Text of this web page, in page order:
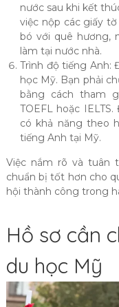
nước sau khi kết
việc nộp các giấy
bó với quê hương,
làm tại nước nhà.
Trình độ tiếng Anh:
học Mỹ. Bạn phải
bằng cách tham
TOEFL hoặc
có khả năng theo
tiếng Anh tại Mỹ.
Việc nắm rõ và tuân
chuẩn bị tốt hơn cho
hội thành công trong
Hồ sơ cần
du học Mỹ